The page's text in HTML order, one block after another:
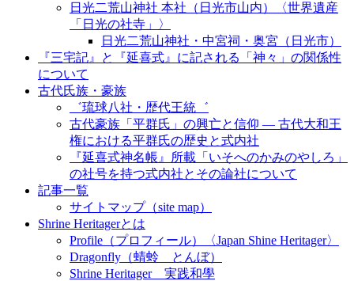
日光二荒山神社 本社（日光市山内）〈世界遺産
「日光の社寺」〉
日光二荒山神社・中宮祠・奥宮（日光市）
『三宅記』と『延喜式』に記される「神々」の関係性
について
古代氏族・豪族
゛琉球八社・歴代王統゛
古代豪族「平群氏」の興亡と信仰 ― 古代大和王
権における平群氏の歴史と式内社
『延喜式神名帳』所載「いそへのかみのやしろ」
の社号を持つ式内社とその論社について
記事一覧
サイトマップ（site map）
Shrine Heritagerとは
Profile（プロフィール）〈Japan Shine Heritager​〉
Dragonfly（蜻蛉 とんぼ）
Shrine Heritager 実践和學